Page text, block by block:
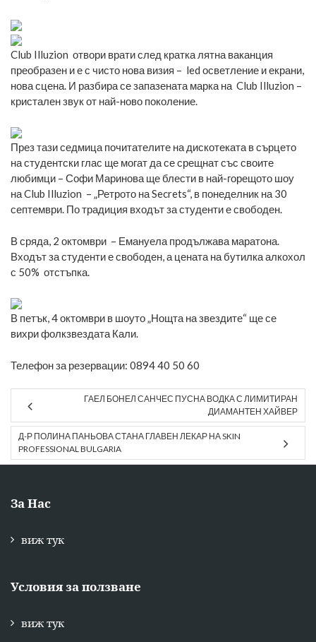
Club Illuzion отвори врати след кратка лятна ваканция
преобразен и е с чисто нова визия – led осветление и екрани,
нова сцена. И разбира се запазената марка на Club Illuzion –
кристален звук от най-ново поколение.
През тази седмица почитателите на дискотеката в сърцето
на студентски глас ще могат да се срещнат със своите
любимци – Софи Маринова ще блести в най-горещото шоу
на Club Illuzion – „Ретрото на Secrets“, в понеделник на 30
септември. По традиция входът за студенти е свободен.
В сряда, 2 октомври – Емануела продължава маратона.
Входът за студенти е свободен, а цената на бутилка алкохол
с 50% отстъпка.
В петък, 4 октомври в шоуто „Нощта на звездите“ ще се
вихри фолкзвездата Кали.
Телефон за резервации: 0894 40 50 60
ГАЕЛ БОНЕЛ САНЧЕС ПУСНА ВОДКА С ЛИМИТИРАН
ДИАМАНТЕН ХАЙВЕР
Д-Р ПОЛИНА ПАНЬОВА СТАНА ГЛАВЕН ЛЕКАР НА SKIN
PROFESSIONAL BULGARIA
За Нас
виж тук
Условия за ползване
виж тук